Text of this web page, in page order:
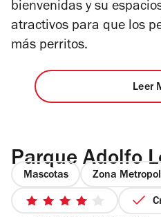
bienvenidas y su
atractivos para que los
más perritos.
Leer
Parque Adolfo
Mascotas Zona
4